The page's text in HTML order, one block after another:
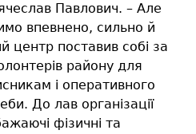
Павлович. – Але
впевнено, сильно й
центр поставив собі за
району для
і оперативного
До лав організації
фізичні та